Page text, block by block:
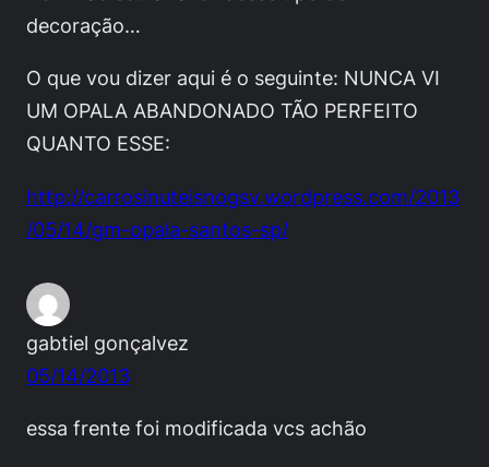
decoração…
O que vou dizer aqui é o seguinte: NUNCA VI
UM OPALA ABANDONADO TÃO PERFEITO
QUANTO ESSE:
http://carrosinuteisnogsv.wordpress.com/2013
/05/14/gm-opala-santos-sp/
gabtiel gonçalvez
05/14/2013
essa frente foi modificada vcs achão